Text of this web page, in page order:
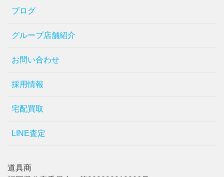
ブログ
グループ店舗紹介
お問い合わせ
採用情報
宅配買取
LINE査定
道具商